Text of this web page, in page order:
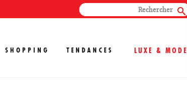
SHOPPING TENDANCES LUXE & MODE